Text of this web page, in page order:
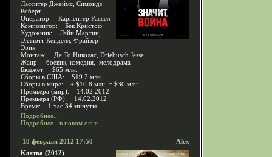
Ласситер Джеймс, Симондз
Роберт
Оператор: Карпентер Рассел
Композитор: Бек Кристоф
Художник: Лэйн Мартин,
Эллиотт Кенделл, Фрайзер
Эрик
Монтаж: Де То Николас, Driebusch Jesse
Жанр: боевик, комедия, мелодрама
Бюджет: $65 млн.
Сборы в США: $19.2 млн.
Сборы в мире: + $10.8 млн. = $30 млн.
Премьера (мир): 14.02.2012
Премьера (РФ): 14.02.2012
Время: 1 час 34 минуты
Подробнее...
Подробнее - в новом окне...
18 февраля 2012 17:50
Alex
Клятва (2012)